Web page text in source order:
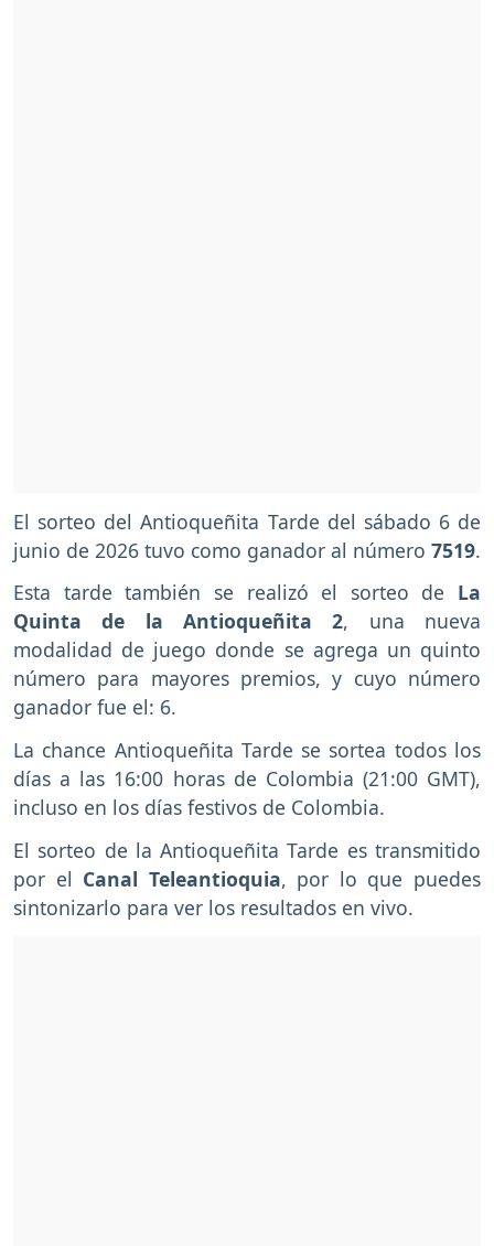
El sorteo del Antioqueñita Tarde del sábado 6 de
junio de 2026 tuvo como ganador al número 7519.
Esta tarde también se realizó el sorteo de La
Quinta de la Antioqueñita 2, una nueva
modalidad de juego donde se agrega un quinto
número para mayores premios, y cuyo número
ganador fue el: 6.
La chance Antioqueñita Tarde se sortea todos los
días a las 16:00 horas de Colombia (21:00 GMT),
incluso en los días festivos de Colombia.
El sorteo de la Antioqueñita Tarde es transmitido
por el Canal Teleantioquia, por lo que puedes
sintonizarlo para ver los resultados en vivo.